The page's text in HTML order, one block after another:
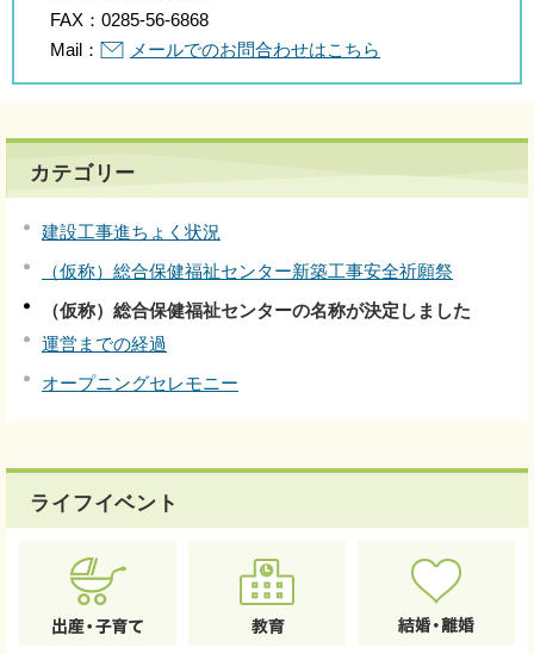
FAX： 0285-56-6868
Mail：
メールでのお問合わせはこちら
カテゴリー
建設工事進ちょく状況
（仮称）総合保健福祉センター新築工事安全祈願祭
（仮称）総合保健福祉センターの名称が決定しました
運営までの経過
オープニングセレモニー
ライフイベント